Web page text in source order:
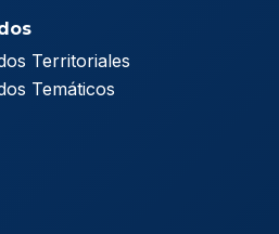
Territoriales
Temáticos